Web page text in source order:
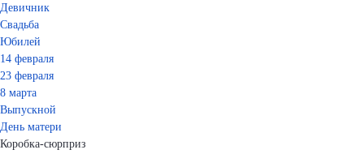
Девичник
Свадьба
Юбилей
14 февраля
23 февраля
8 марта
Выпускной
День матери
Коробка-сюрприз